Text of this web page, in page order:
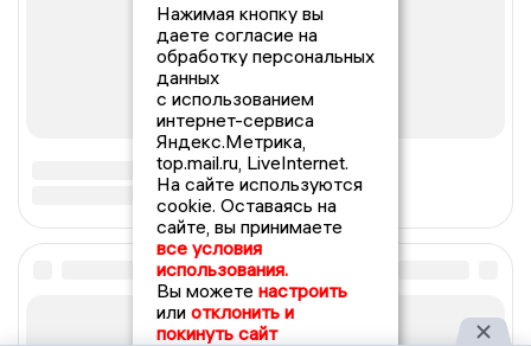
Нажимая кнопку вы
даете согласие на
обработку персональных
данных
с использованием
интернет-сервиса
Яндекс.Метрика,
top.mail.ru, LiveInternet.
На сайте используются
cookie. Оставаясь на
сайте, вы принимаете
все условия
использования.
Вы можете настроить
или отклонить и
покинуть сайт